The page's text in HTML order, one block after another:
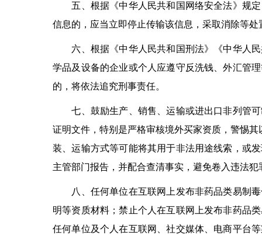
五、根据《中华人民共和国网络安全法》规定
信息的，应当立即停止传输该信息，采取消除等
六、根据《中华人民共和国刑法》《中华人民
学品及设备的企业或个人应遵守反洗钱、外汇管
的，将依法追究刑事责任。
七、鼓励生产、销售、运输或进出口非列管可
证明文件，特别是严格审核境外买家资质，警惕
装、运输方式等可能将其用于非法用途线索，或
主管部门报告，并配合查清事实，避免卷入违法犯
八、任何单位在互联网上发布非药品类易制毒
明等资质材料；禁止个人在互联网上发布非药品
任何单位及个人在互联网、社交媒体、电商平台